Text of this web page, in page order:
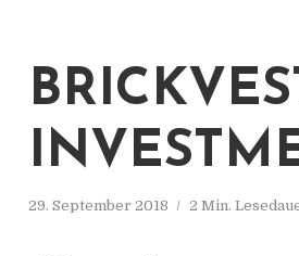
29. September 2018 2 Min.